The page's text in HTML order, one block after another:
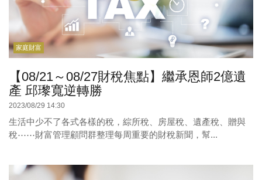
家庭財富
【08/21～08/27財稅焦點】繼承恩師2億遺
產 邱瓈寬逆轉勝
2023/08/29 14:30
生活中少不了各式各樣的稅，綜所稅、房屋稅、遺產稅、贈與
稅⋯⋯財富管理顧問群整理每周重要的財稅新聞，幫...